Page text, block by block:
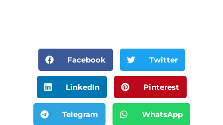
Facebook Twitter
LinkedIn Pinterest
Telegram WhatsApp